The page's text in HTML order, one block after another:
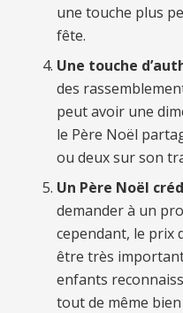
une touche plus
fête.
Une touche
des
peut avoir une
le Père Noël
ou deux sur son
Un Père Noël
demander à un
cependant, le prix
être très
enfants
tout de même